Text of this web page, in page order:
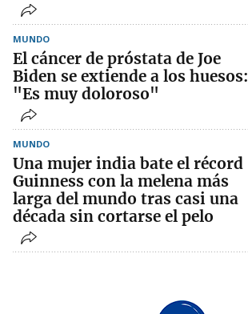
MUNDO
El cáncer de próstata de Joe
Biden se extiende a los huesos:
"Es muy doloroso"
MUNDO
Una mujer india bate el récord
Guinness con la melena más
larga del mundo tras casi una
década sin cortarse el pelo